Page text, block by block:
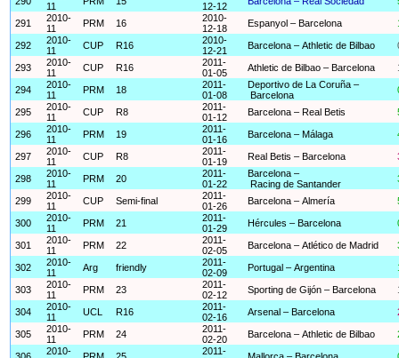
11
12-12
291
2010-
11
PRM 16
2010-
12-18
Espanyol – Barcelona
292
2010-
11
CUP R16
2010-
12-21
Barcelona – Athletic de Bilbao
293
2010-
11
CUP R16
2011-
01-05
Athletic de Bilbao – Barcelona
294
2010-
11
PRM 18
2011-
01-08
Deportivo de La Coruña –
Barcelona
295
2010-
11
CUP R8
2011-
01-12
Barcelona – Real Betis
296
2010-
11
PRM 19
2011-
01-16
Barcelona – Málaga
297
2010-
11
CUP R8
2011-
01-19
Real Betis – Barcelona
298
2010-
11
PRM 20
2011-
01-22
Barcelona –
Racing de Santander
299
2010-
11
CUP Semi-final
2011-
01-26
Barcelona – Almería
300
2010-
11
PRM 21
2011-
01-29
Hércules – Barcelona
301
2010-
11
PRM 22
2011-
02-05
Barcelona – Atlético de Madrid
302
2010-
11
Arg friendly
2011-
02-09
Portugal – Argentina
303
2010-
11
PRM 23
2011-
02-12
Sporting de Gijón – Barcelona
304
2010-
11
UCL R16
2011-
02-16
Arsenal – Barcelona
305
2010-
11
PRM 24
2011-
02-20
Barcelona – Athletic de Bilbao
2010-
2011-